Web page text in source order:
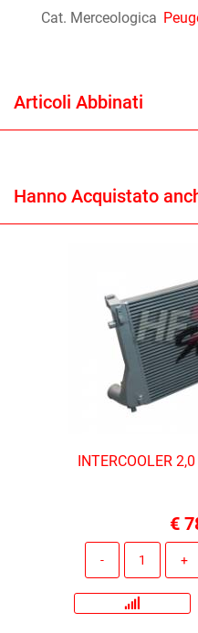
Cat. Merceologica
Articoli Abbinati
Hanno Acquistato
INTERCOOLER
€